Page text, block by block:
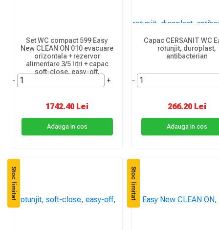
Set WC compact 599 Easy
New CLEAN ON 010 evacuare
orizontala + rezervor
alimentare 3/5 litri + capac
soft-close, easy-off,
- +
1742.40 Lei
Adauga in cos
Capac CERSANIT WC
rotunjit, duroplast,
antibacterian
-
266.20 Lei
Adauga in cos
Stoc limitat Stoc limitat